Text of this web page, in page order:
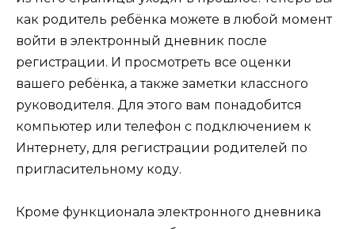
как родитель ребёнка можете в любой момент
войти в электронный дневник после
регистрации. И просмотреть все оценки
вашего ребёнка, а также заметки классного
руководителя. Для этого вам понадобится
компьютер или телефон с подключением к
Интернету, для регистрации родителей по
пригласительному коду.
Кроме функционала электронного дневника